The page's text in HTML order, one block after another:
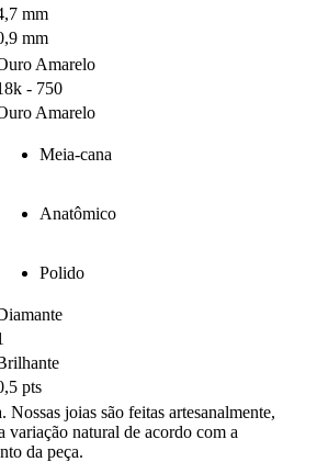
mm
mm
Amarelo
- 750
Amarelo
Meia-cana
Anatômico
Polido
pts
Nossas joias são feitas artesanalmente,
variação natural de acordo com a
da peça.